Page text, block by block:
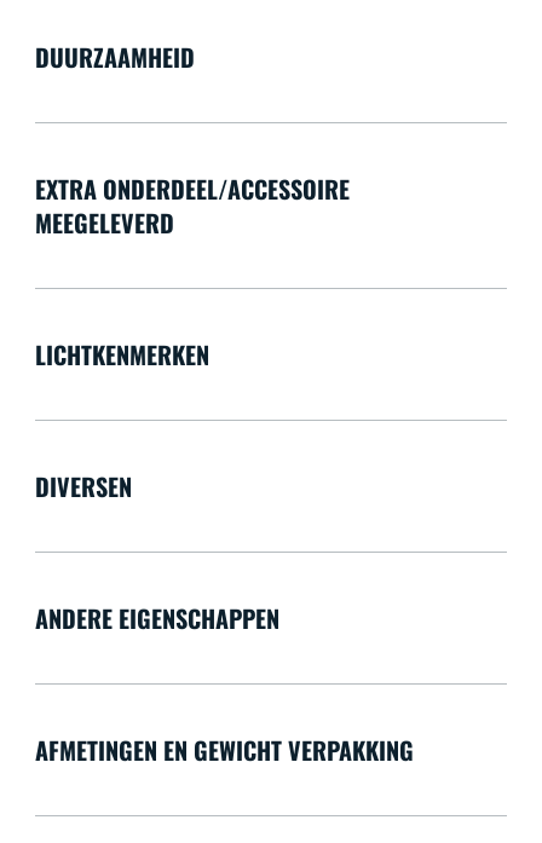
DUURZAAMHEID
EXTRA ONDERDEEL/ACCESSOIRE
MEEGELEVERD
LICHTKENMERKEN
DIVERSEN
ANDERE EIGENSCHAPPEN
AFMETINGEN EN GEWICHT VERPAKKING